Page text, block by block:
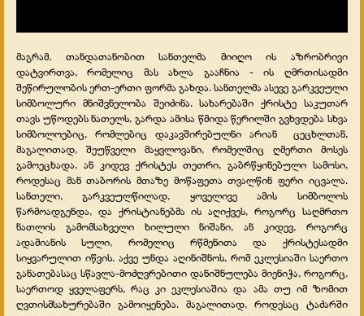
მაგრამ, თანდათანობით სანთელმა მიიღო ის აზრობრივი
დატვირთვა, რომელიც მას ახლა გააჩნია - ის ღმრთისადმი
შეწირულობის ერთ-ერთი ფორმა გახდა. სანთელმა ასევე გარკვეული
სიმბოლური მნიშვნელობა შეიძინა. სახარებაში ქრისტე საკუთარ
თავს უწოდებს ნათელს, გარდა ამისა წმიდა წერილში გვხვდება სხვა
სიმბოლოებიც, რომლებიც დაკავშირებულნი არიან
ცეცხლთან,
მაგალითად, შეუწველი მაყვლოვანი, რომელშიც ღმერთი მოსეს
გამოეცხადა, ან კიდევ ქრისტეს თეთრი, გაბრწყინებული სამოსი,
როდესაც მან თაბორის მთაზე მოწაფეთა თვალწინ ფერი იცვალა.
სანთელი, გარკვეულწილად, ყოველივე ამის სიმბოლოს
წარმოადგენდა, და ქრისტიანებმა ის აღიქვეს, როგორც საღმრთო
ნათლის გამომსახველი ხილული ნიშანი, ან კიდევ, როგორც
ადამიანის სული, რომელიც რწმენითა და ქრისტესადმი
სიყვარულით იწვის. აქვე უნდა აღინიშნოს, რომ ეკლესიაში საერთო
განათებასაც სწავლა-მოძღვრებითი დანიშნულება მიენიჭა, როგორც,
საერთოდ ყველაფერს, რაც კი ეკლესიაშია და ამა თუ იმ ზომით
ღვთისმსახურებაში გამოიყენება. მაგალითად, როდესაც ტაძარში